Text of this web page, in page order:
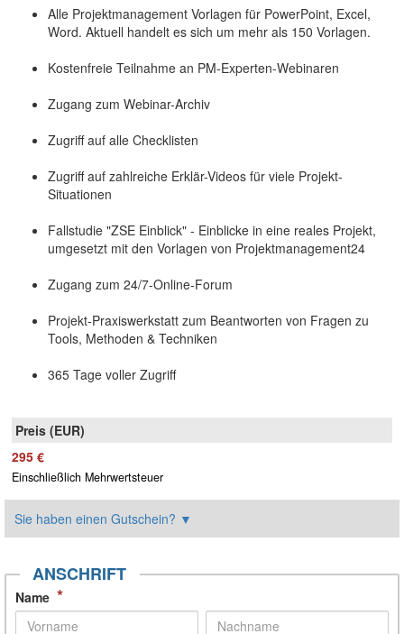
Alle Projektmanagement Vorlagen für PowerPoint, Excel,
Word. Aktuell handelt es sich um mehr als 150 Vorlagen.
Kostenfreie Teilnahme an PM-Experten-Webinaren
Zugang zum Webinar-Archiv
Zugriff auf alle Checklisten
Zugriff auf zahlreiche Erklär-Videos für viele Projekt-
Situationen
Fallstudie "ZSE Einblick" - Einblicke in eine reales Projekt,
umgesetzt mit den Vorlagen von Projektmanagement24
Zugang zum 24/7-Online-Forum
Projekt-Praxiswerkstatt zum Beantworten von Fragen zu
Tools, Methoden & Techniken
365 Tage voller Zugriff
295 €
Einschließlich Mehrwertsteuer
Sie haben einen Gutschein? ▼
ANSCHRIFT
Name *